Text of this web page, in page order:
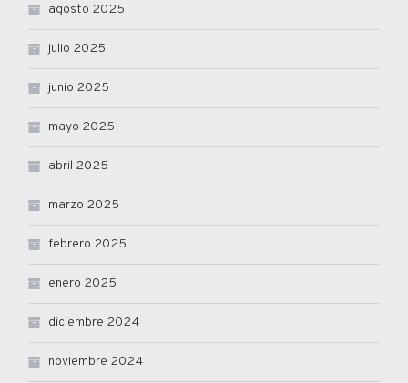
agosto 2025
julio 2025
junio 2025
mayo 2025
abril 2025
marzo 2025
febrero 2025
enero 2025
diciembre 2024
noviembre 2024